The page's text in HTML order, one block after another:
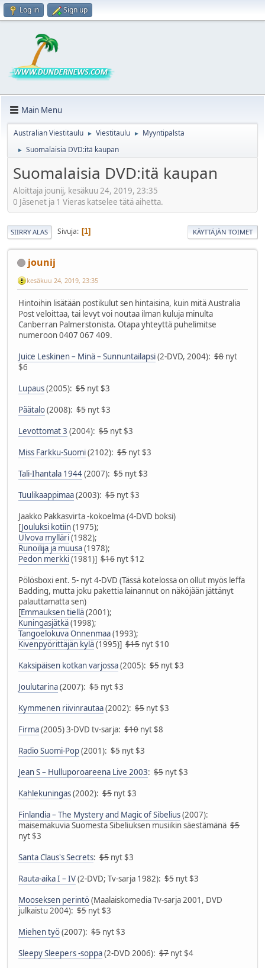
Log in Sign up
Main Menu
Australian Viestitaulu ► Viestitaulu ► Myyntipalsta
► Suomalaisia DVD:itä kaupan
Suomalaisia DVD:itä kaupan
Aloittaja jounij, kesäkuu 24, 2019, 23:35
0 Jäsenet ja 1 Vieras katselee tätä aihetta.
SIIRRY ALAS Sivuja 1 KÄYTTÄJÄN TOIMET
jounij
kesäkuu 24, 2019, 23:35
Hintoihin lisätään postikulut sen hintaisina, kuin mitä Australia
Post veloittaa, tai levyt voi noutaa ilman kuluja minulta
Canberran Palmerstonista. Otapa yhteyttä puhelimitse
numeroon 0407 067 409.
Juice Leskinen – Minä – Sunnuntailapsi(2-DVD, 2004): $8 nyt
$6
Lupaus(2005): $5 nyt $3
Päätalo(2008): $5 nyt $3
Levottomat 3 (2004): $5 nyt $3
Miss Farkku-Suomi(2102): $5 nyt $3
Tali-Ihantala 1944(2007): $5 nyt $3
Tuulikaappimaa(2003): $5 nyt $3
Jaakko Pakkasvirta -kokoelma (4-DVD boksi)
[Jouluksi kotiin(1975);
Ulvova mylläri(1982);
Runoilija ja muusa(1978);
Pedon merkki(1981)] $16 nyt $12
Pölösboxi ent. 5- nyt 4-DVD (Tässä kotelossa on ollut myös leffa
Badding, mutta joku pakettia lainannut on näköjään jättänyt
palauttamatta sen)
[Emmauksen tiellä(2001);
Kuningasjätkä(1998);
Tangoelokuva Onnenmaa(1993);
Kivenpyörittäjän kylä(1995)] $15 nyt $10
Kaksipäisen kotkan varjossa(2005): $5 nyt $3
Joulutarina(2007): $5 nyt $3
Kymmenen riivinrautaa(2002): $5 nyt $3
Firma(2005) 3-DVD tv-sarja: $10 nyt $8
Radio Suomi-Pop(2001): $5 nyt $3
Jean S – Hulluporoareena Live 2003: $5 nyt $3
Kahlekuningas(2002): $5 nyt $3
Finlandia – The Mystery and Magic of Sibelius(2007):
maisemakuvia Suomesta Sibeliuksen musiikin säestämänä $5
nyt $3
Santa Claus's Secrets: $5 nyt $3
Rauta-aika I – IV(2-DVD; Tv-sarja 1982): $5 nyt $3
Mooseksen perintö(Maalaiskomedia Tv-sarja 2001, DVD
julkaistu 2004): $5 nyt $3
Miehen työ(2007): $5 nyt $3
Sleepy Sleepers -soppa(2-DVD 2006): $7 nyt $4